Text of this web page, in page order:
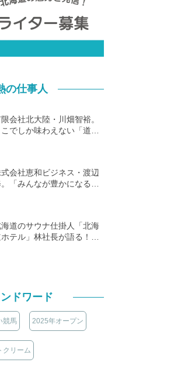
の仕事人
会社北大陸・川畑智裕。
こでしか味わえない「道…
会社恵和ビジネス・渡辺
「みんなが豊かになる…
道のサウナ仕掛人「北海
テル」林社長が語る！…
ンドワード
競馬 2025年オープン
クリーム